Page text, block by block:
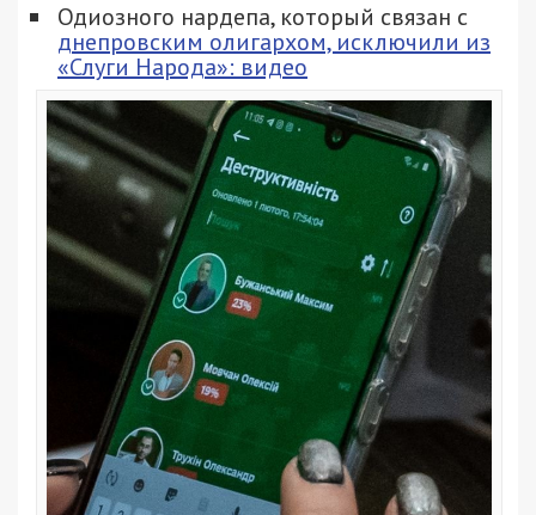
Одиозного нардепа, который связан с
днепровским олигархом, исключили из
«Слуги Народа»: видео